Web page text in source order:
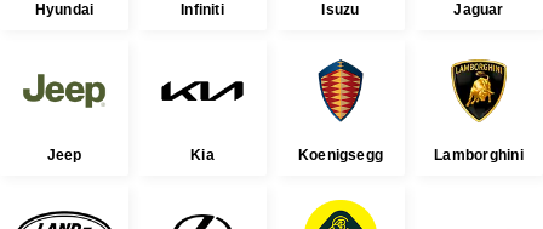
Hyundai Infiniti Isuzu Jaguar
Jeep Kia Koenigsegg Lamborghini